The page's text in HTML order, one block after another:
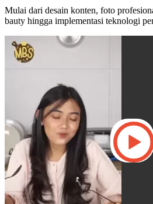
Mulai dari desain konten, foto
bauty hingga implementasi teknologi